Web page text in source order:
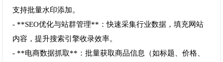
支持批量水印添加。
- **SEO优化与站群管理**：快速采集行业数据，填充网站
内容，提升搜索引擎收录效率。
- **电商数据抓取**：批量获取商品信息（如标题、价格、